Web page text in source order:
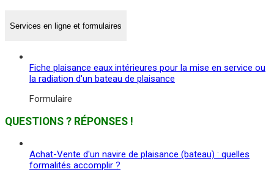
Services en ligne et formulaires
Fiche plaisance eaux intérieures pour la mise en service ou
la radiation d'un bateau de plaisance
Formulaire
QUESTIONS ? RÉPONSES !
Achat-Vente d'un navire de plaisance (bateau) : quelles
formalités accomplir ?